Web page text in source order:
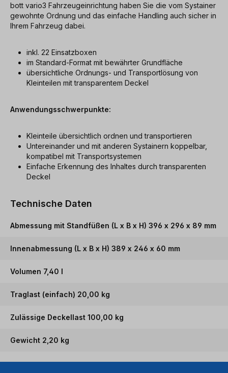
bott vario3 Fahrzeugeinrichtung haben Sie die vom Systainer
gewohnte Ordnung und das einfache Handling auch sicher in
Ihrem Fahrzeug dabei.
inkl. 22 Einsatzboxen
im Standard-Format mit bewährter Grundfläche
übersichtliche Ordnungs- und Transportlösung von
Kleinteilen mit transparentem Deckel
Anwendungsschwerpunkte:
Kleinteile übersichtlich ordnen und transportieren
Untereinander und mit anderen Systainern koppelbar,
kompatibel mit Transportsystemen
Einfache Erkennung des Inhaltes durch transparenten
Deckel
Technische Daten
Abmessung mit Standfüßen (L x B x H) 396 x 296 x 89 mm
Innenabmessung (L x B x H) 389 x 246 x 60 mm
Volumen 7,40 l
Traglast (einfach) 20,00 kg
Zulässige Deckellast 100,00 kg
Gewicht 2,20 kg